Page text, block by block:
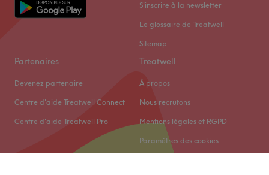
S'inscrire à la newsletter
Le glossaire de Treatwell
Sitemap
Partenaires
Devenez partenaire
Centre d'aide Treatwell Connect
Centre d'aide Treatwell Pro
Treatwell
À propos
Nous recrutons
Mentions légales et RGPD
Paramètres des cookies